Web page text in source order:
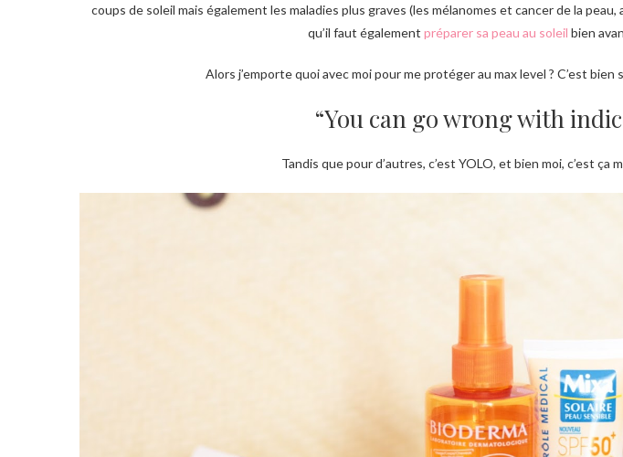
coups de soleil mais également les maladies plus graves (les mélanomes et cancer de la peau,
qu’il faut également préparer sa peau au soleil bien
Alors j’emporte quoi avec moi pour me protéger au max level ? C’est
“You can go wrong with
Tandis que pour d’autres, c’est YOLO, et bien moi, c’est ça